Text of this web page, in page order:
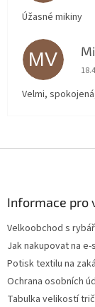
Úžasné mikiny
MV
Velmi,
Informace pro
Velkoobchod s
Jak nakupovat na e-
Potisk textilu na
Ochrana osobních
Tabulka velikostí